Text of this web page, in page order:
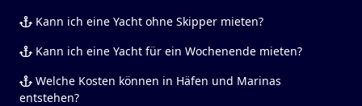
Kann ich eine Yacht ohne Skipper mieten?
Kann ich eine Yacht für ein Wochenende mieten?
Welche Kosten können in Häfen und Marinas
entstehen?